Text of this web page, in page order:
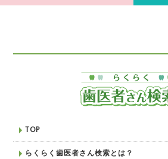
TOP
らくらく歯医者さん検索とは？